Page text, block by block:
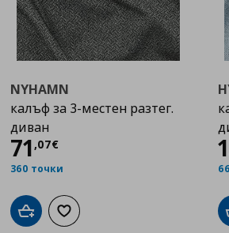
NYHAMN
калъф за 3-местен разтег.
диван
71 ,07€
Цена
360 точки
Добави в кошницата
Добави към списъка с любими